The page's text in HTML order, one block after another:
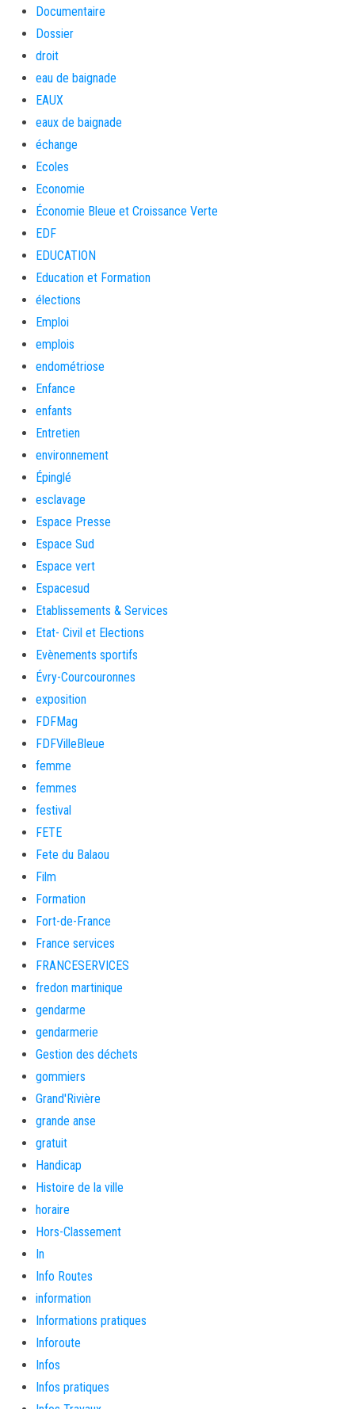
Documentaire
Dossier
droit
eau de baignade
EAUX
eaux de baignade
échange
Ecoles
Economie
Économie Bleue et Croissance Verte
EDF
EDUCATION
Education et Formation
élections
Emploi
emplois
endométriose
Enfance
enfants
Entretien
environnement
Épinglé
esclavage
Espace Presse
Espace Sud
Espace vert
Espacesud
Etablissements & Services
Etat- Civil et Elections
Evènements sportifs
Évry-Courcouronnes
exposition
FDFMag
FDFVilleBleue
femme
femmes
festival
FETE
Fete du Balaou
Film
Formation
Fort-de-France
France services
FRANCESERVICES
fredon martinique
gendarme
gendarmerie
Gestion des déchets
gommiers
Grand'Rivière
grande anse
gratuit
Handicap
Histoire de la ville
horaire
Hors-Classement
In
Info Routes
information
Informations pratiques
Inforoute
Infos
Infos pratiques